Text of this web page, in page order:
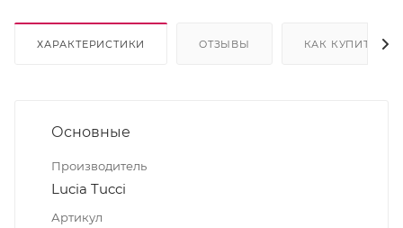
ХАРАКТЕРИСТИКИ ОТЗЫВЫ КАК КУПИТЬ
Основные
Производитель
Lucia Tucci
Артикул